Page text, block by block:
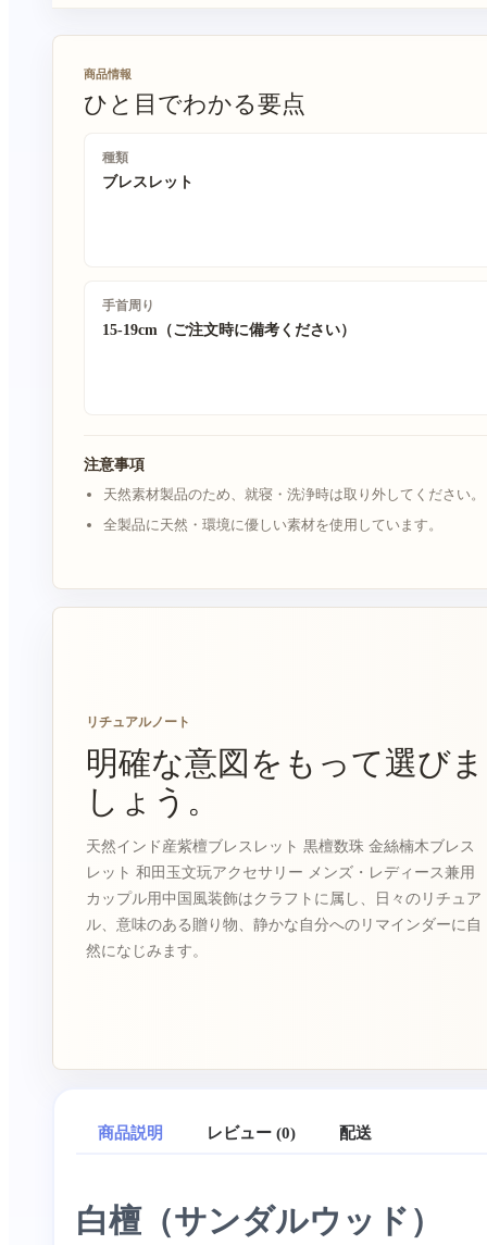
商品情報
ひと目でわかる要点
種類
ブレスレット
手首周り
15-19cm（ご注文時に備考ください）
注意事項
天然素材製品のため、就寝・洗浄時は取り外してください。
全製品に天然・環境に優しい素材を使用しています。
リチュアルノート
明確な意図をもって選びま
しょう。
天然インド産紫檀ブレスレット 黒檀数珠 金絲楠木ブレス
レット 和田玉文玩アクセサリー メンズ・レディース兼用
カップル用中国風装飾はクラフトに属し、日々のリチュア
ル、意味のある贈り物、静かな自分へのリマインダーに自
然になじみます。
白檀（サンダルウッド）
商品説明 レビュー (0) 配送